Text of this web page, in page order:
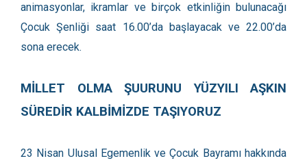
animasyonlar, ikramlar ve birçok etkinliğin bulunacağı
Çocuk Şenliği saat 16.00’da başlayacak ve 22.00’da
sona erecek.
MİLLET OLMA ŞUURUNU YÜZYILI AŞKIN
SÜREDİR KALBİMİZDE TAŞIYORUZ
23 Nisan Ulusal Egemenlik ve Çocuk Bayramı hakkında